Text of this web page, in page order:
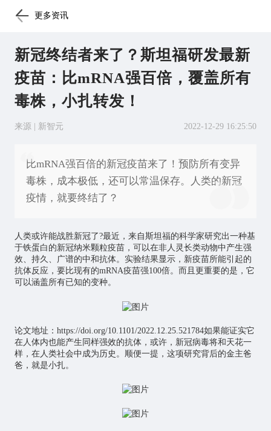
更多资讯
新冠终结者来了？斯坦福研发最新
疫苗：比mRNA强百倍，覆盖所有
毒株，小扎转发！
来源 | 新智元 2022-12-29 16:25:50
比mRNA强百倍的新冠疫苗来了！预防所有变异
毒株，成本极低，还可以常温保存。人类的新冠
疫情，就要终结了？
人类或许能战胜新冠了?最近，来自斯坦福的科学家研究出一种基
于铁蛋白的新冠纳米颗粒疫苗，可以在非人灵长类动物中产生强
效、持久、广谱的中和抗体。实验结果显示，新疫苗所能引起的
抗体反应，要比现有的mRNA疫苗强100倍。而且更重要的是，它
可以涵盖所有已知的变种。
论文地址： https://doi.org/10.1101/2022.12.25.521784如果能证实它
在人体内也能产生同样强效的抗体，或许，新冠病毒将和天花一
样，在人类社会中成为历史。顺便一提，这项研究背后的金主爸
爸，就是小扎。